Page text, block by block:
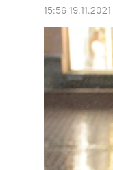
15:56 19.11.2021